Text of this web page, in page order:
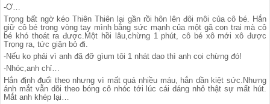
-Ơ…
Trọng bất ngờ kéo Thiên Thiên lại gần rồi hôn lên đôi môi của cô bé. Hắn
giữ cô bé trong vòng tay mình bằng sức mạnh của một gã con trai mà cô
bé khó thoát ra được.Một hồi lâu,chừng 1 phút, cô bé xô mới xô được
Trọng ra, tức giận bỏ đi.
-Nếu ko phải vì anh đã đỡ gìum tôi 1 nhát dao thì anh coi chừng đó!
-Nhóc,anh chỉ…
Hắn định đuổi theo nhưng vì mất quá nhiều máu, hắn dần kiệt sức.Nhưng
ánh mắt vẫn dõi theo bóng cô nhóc tới lúc cái dáng nhỏ thật sự mất hút.
Mắt anh khép lại…